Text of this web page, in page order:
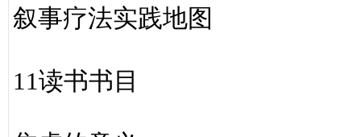
叙事疗法实践地图
11读书书目